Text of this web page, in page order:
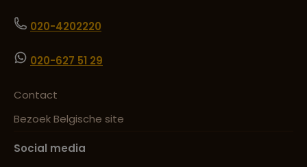
020-4202220
020-627 51 29
Contact
Bezoek Belgische site
Social media